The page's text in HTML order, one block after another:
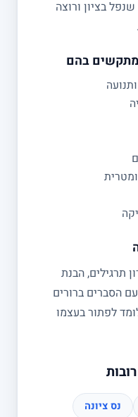
בציון ורוצה
מתקשים בהם
תרגילים, הבנת
הסברים ברורים
לפתור בעצמו
נס ציונה